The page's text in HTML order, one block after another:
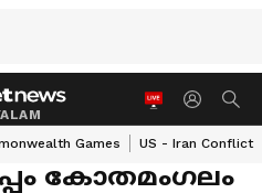
Games US - Iran Conflict
കോതമംഗലം